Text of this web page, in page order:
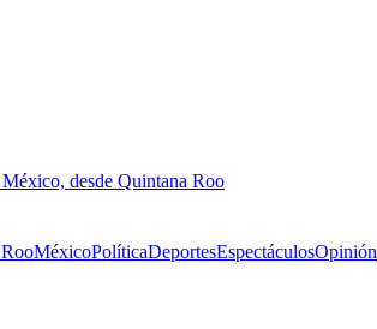
desde Quintana Roo
MéxicoPolíticaDeportesEspectáculosOpinión